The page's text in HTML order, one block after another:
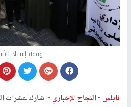
وقفة إسناد
نابلس -النجاح الإخباري - شارك عشرات